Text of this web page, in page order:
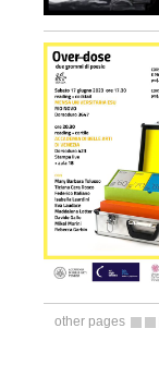
other pages